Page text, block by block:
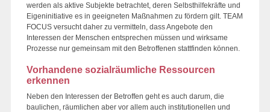
werden als aktive Subjekte betrachtet, deren Selbsthilfekräfte und
Eigeninitiative es in geeigneten Maßnahmen zu fördern gilt. TEAM
FOCUS versucht daher zu vermitteln, dass Angebote den
Interessen der Menschen entsprechen müssen und wirksame
Prozesse nur gemeinsam mit den Betroffenen stattfinden können.
Vorhandene sozialräumliche Ressourcen
erkennen
Neben den Interessen der Betroffen geht es auch darum, die
baulichen, räumlichen aber vor allem auch institutionellen und